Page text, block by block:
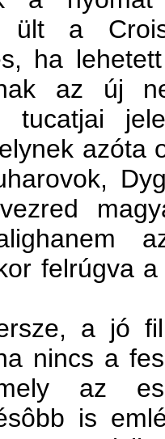
ült a
ha
az új
tucatjai
azóta
felrúgva
a jó
nincs a
az
is